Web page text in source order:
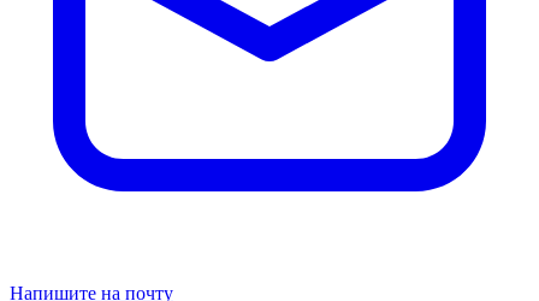
Напишите на почту